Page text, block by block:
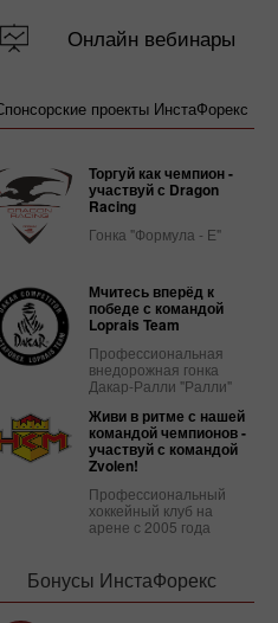
Онлайн вебинары
проекты ИнстаФорекс
Торгуй как чемпион -
участвуй с Dragon
Racing
Гонка "Формула - Е"
Мчитесь вперёд к
победе с командой
Loprais Team
Профессиональная
внедорожная гонка
Дакар-Ралли "Ралли"
Живи в ритме с нашей
командой чемпионов -
участвуй с командой
Zvolen!
Профессиональный
хоккейный клуб на
арене с 2005 года
Бонусы ИнстаФорекс